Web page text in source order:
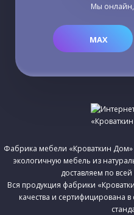
Мы
MAX
Фабрика мебели «Кроваткин
экологичную мебель из
доставляем по
Вся продукция фабрики
качества и сертифицирована